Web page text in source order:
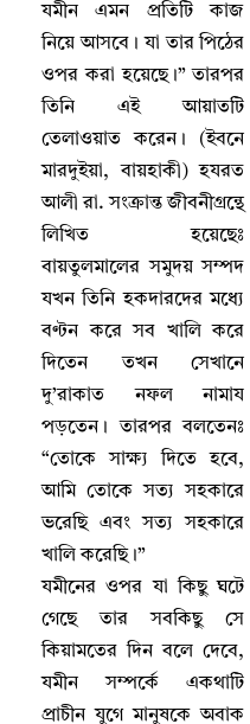
যমীন এমন প্রতিটি কাজ
নিয়ে আসবে। যা তার পিঠের
ওপর করা হয়েছে।” তারপর
তিনি এই আয়াতটি
তেলাওয়াত করেন । (ইবনে
মারদুইয়া,বায়হাকী) হযরত
আলী রা. সংক্রান্ত জীবনীগ্রন্থে
লিখিত হয়েছেঃ
বায়তুলমালের সমুদয় সম্পদ
যখন তিনি হকদারদের মধ্যে
বণ্টন করে সব খালি করে
দিতেন তখন সেখানে
দু’রাকাত নফল নামায
পড়তেন । তারপর বলতেনঃ
“তোকে সাক্ষ্য দিতে হবে,
আমি তোকে সত্য সহকারে
ভরেছি এবং সত্য সহকারে
খালি করেছি।”
যমীনের ওপর যা কিছু ঘটে
গেছে তার সবকিছু সে
কিয়ামতের দিন বলে দেবে,
যমীন সম্পর্কে একথাটি
প্রাচীন যুগে মানুষকে অবাক